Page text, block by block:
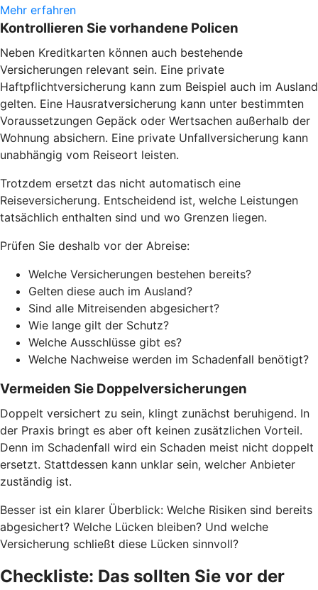
Mehr erfahren
Kontrollieren Sie vorhandene Policen
Neben Kreditkarten können auch bestehende
Versicherungen relevant sein. Eine private
Haftpflichtversicherung kann zum Beispiel auch im Ausland
gelten. Eine Hausratversicherung kann unter bestimmten
Voraussetzungen Gepäck oder Wertsachen außerhalb der
Wohnung absichern. Eine private Unfallversicherung kann
unabhängig vom Reiseort leisten.
Trotzdem ersetzt das nicht automatisch eine
Reiseversicherung. Entscheidend ist, welche Leistungen
tatsächlich enthalten sind und wo Grenzen liegen.
Prüfen Sie deshalb vor der Abreise:
Welche Versicherungen bestehen bereits?
Gelten diese auch im Ausland?
Sind alle Mitreisenden abgesichert?
Wie lange gilt der Schutz?
Welche Ausschlüsse gibt es?
Welche Nachweise werden im Schadenfall benötigt?
Vermeiden Sie Doppelversicherungen
Doppelt versichert zu sein, klingt zunächst beruhigend. In
der Praxis bringt es aber oft keinen zusätzlichen Vorteil.
Denn im Schadenfall wird ein Schaden meist nicht doppelt
ersetzt. Stattdessen kann unklar sein, welcher Anbieter
zuständig ist.
Besser ist ein klarer Überblick: Welche Risiken sind bereits
abgesichert? Welche Lücken bleiben? Und welche
Versicherung schließt diese Lücken sinnvoll?
Checkliste: Das sollten Sie vor der